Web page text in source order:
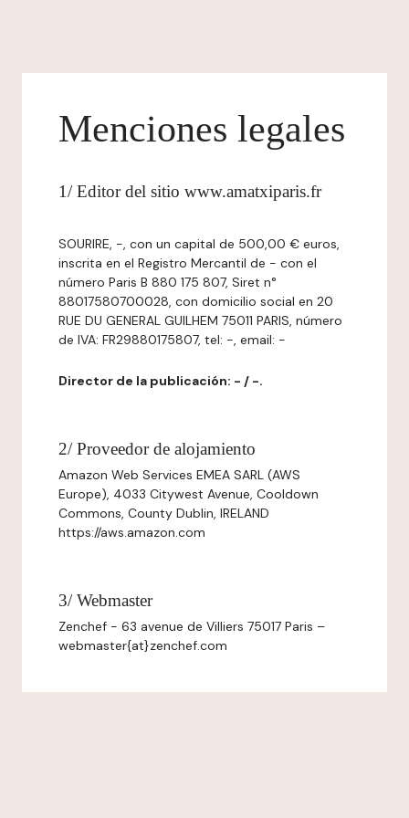
Menciones legales
1/ Editor del sitio www.amatxiparis.fr
SOURIRE, -, con un capital de 500,00 € euros,
inscrita en el Registro Mercantil de - con el
número Paris B 880 175 807, Siret n°
88017580700028, con domicilio social en 20
RUE DU GENERAL GUILHEM 75011 PARIS, número
de IVA: FR29880175807, tel: -, email: -
Director de la publicación: - / -.
2/ Proveedor de alojamiento
Amazon Web Services EMEA SARL (AWS
Europe), 4033 Citywest Avenue, Cooldown
Commons, County Dublin, IRELAND
https://aws.amazon.com
3/ Webmaster
Zenchef - 63 avenue de Villiers 75017 Paris –
webmaster{at}zenchef.com